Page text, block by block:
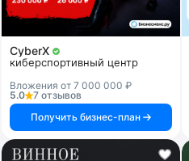
CyberX
киберспортивный центр
Вложения от 7 000 000 ₽
5.0
7 отзывов
Получить бизнес-план